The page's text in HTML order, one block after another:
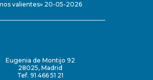
valientes» 20-05-2026
Eugenia de Montijo 92
28025, Madrid
Tef. 91 466 51 21